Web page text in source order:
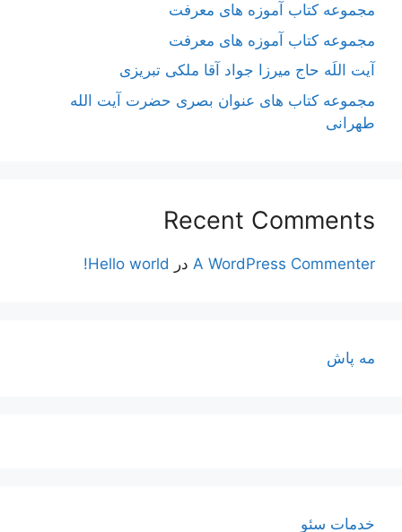
مجموعه کتاب آموزه های معرفت
مجموعه کتاب آموزه های معرفت
آیت اللَه حاج میرزا جواد آقا ملکی تبریزی
مجموعه کتاب های عنوان بصری حضرت آیت الله
طهرانی
Recent Comments
A WordPress Commenter در Hello world!
مه پاش
خدمات سئو